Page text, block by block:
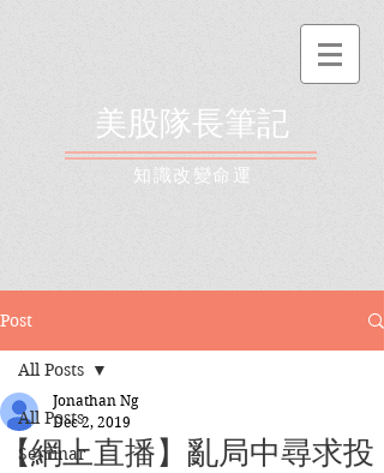
美股隊長筆記
​知識改變命運
Post
All Posts
Seminar
All Posts
【網上直播】亂局中尋求投
Jonathan Ng
Dec 2, 2019